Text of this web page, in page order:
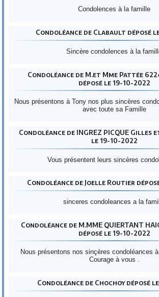
Condolences à la famille
Condoléance de Clabault déposé
Sincère condolences à la
Condoléance de M.et Mme Pattée
déposé le 19-10-2022
Nous présentons à Tony nos plus sincères
avec toute sa Famille
Condoléance de INGREZ PICQUE Gilles
le 19-10-2022
Vous présentent leurs sincères
Condoléance de Joelle Routier
sinceres condoleances a la
Condoléance de M.MME QUIERTANT
déposé le 19-10-2022
Nous présentons nos sinçères condoléances
Courage à vous .
Condoléance de Chochoy déposé